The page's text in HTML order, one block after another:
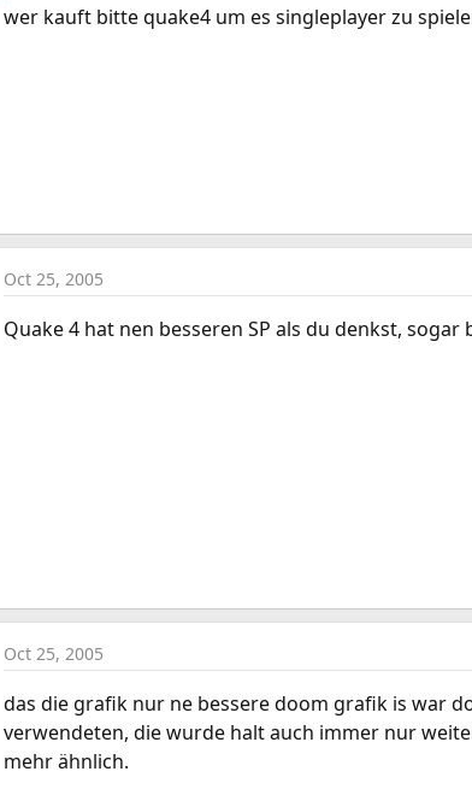
wer kauft bitte quake4 um es singleplayer zu
Oct 25, 2005
Quake 4 hat nen besseren SP als du denkst, sogar
Oct 25, 2005
das die grafik nur ne bessere doom grafik is war
verwendeten, die wurde halt auch immer nur
mehr ähnlich.